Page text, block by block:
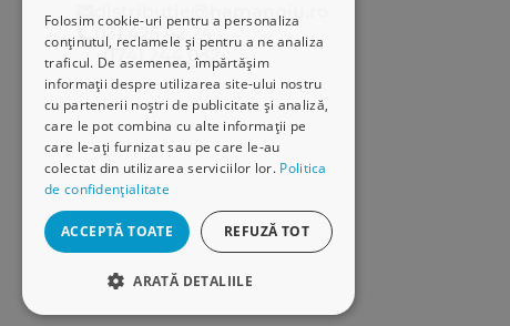
Folosim cookie-uri pentru a personaliza
conținutul, reclamele și pentru a ne analiza
traficul. De asemenea, împărtășim
informații despre utilizarea site-ului nostru
cu partenerii noștri de publicitate și analiză,
care le pot combina cu alte informații pe
care le-ați furnizat sau pe care le-au
colectat din utilizarea serviciilor lor. Politica
de confidențialitate
ACCEPTĂ TOATE REFUZĂ TOT
ARATĂ DETALIILE
distributie@hamangiu.ro
031 425 42 24
0741 244 032